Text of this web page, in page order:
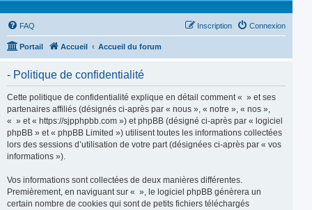
FAQ Connexion
Inscription
Portail Accueil Accueil du forum
- Politique de confidentialité
Cette politique de confidentialité explique en détail comment « » et ses
partenaires affiliés (désignés ci-après par « nous », « notre », « nos »,
« » et « https://sjpphpbb.com ») et phpBB (désigné ci-après par « logiciel
phpBB » et « phpBB Limited ») utilisent toutes les informations collectées
lors des sessions d’utilisation de votre part (désignées ci-après par « vos
informations »).
Vos informations sont collectées de deux manières différentes.
Premièrement, en naviguant sur « », le logiciel phpBB génèrera un
certain nombre de cookies qui sont de petits fichiers téléchargés